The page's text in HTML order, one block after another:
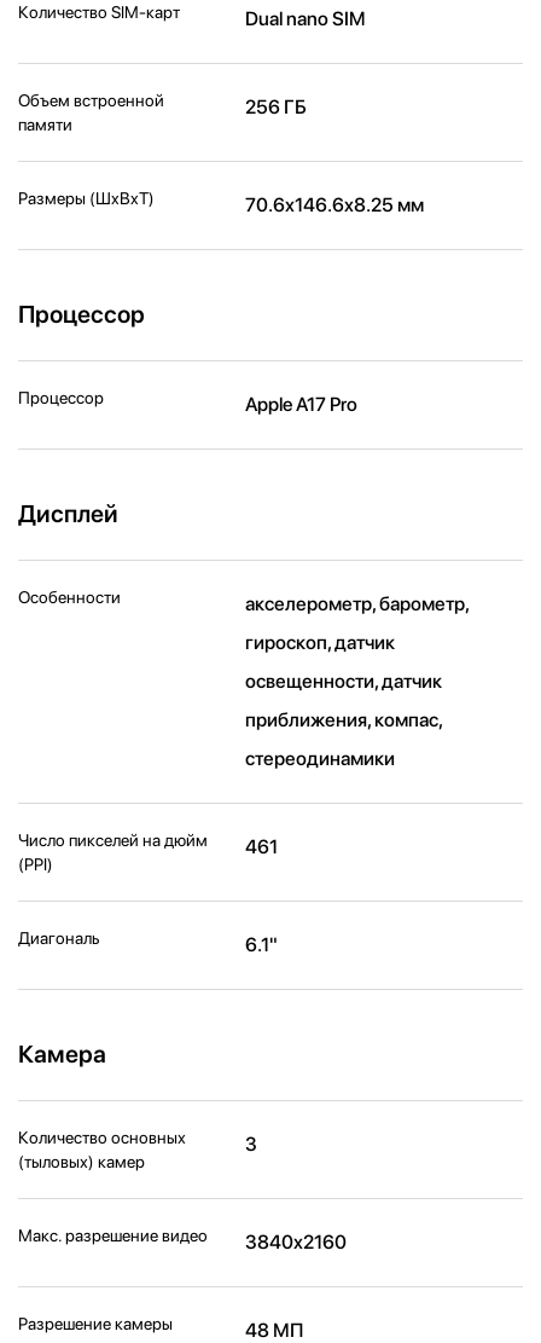
Количество SIM-карт Dual nano SIM
Объем встроенной
памяти
256 ГБ
Размеры (ШxВxТ) 70.6x146.6x8.25 мм
Процессор
Процессор Apple A17 Pro
Дисплей
Особенности
акселерометр, барометр,
гироскоп, датчик
освещенности, датчик
приближения, компас,
стереодинамики
Число пикселей на дюйм
(PPI)
461
Диагональ 6.1"
Камера
Количество основных
(тыловых) камер
3
Макс. разрешение видео 3840x2160
Разрешение камеры 48 МП